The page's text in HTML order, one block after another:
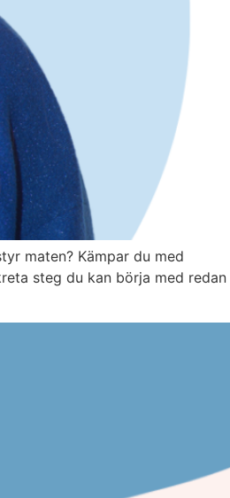
maten? Kämpar du med
steg du kan börja med redan